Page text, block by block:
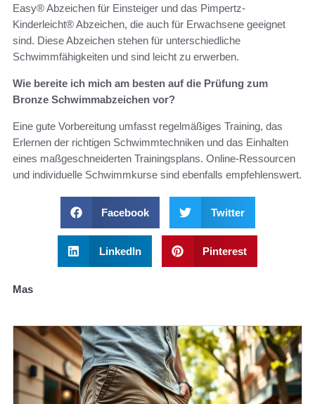
Easy® Abzeichen für Einsteiger und das Pimpertz-
Kinderleicht® Abzeichen, die auch für Erwachsene geeignet
sind. Diese Abzeichen stehen für unterschiedliche
Schwimmfähigkeiten und sind leicht zu erwerben.
Wie bereite ich mich am besten auf die Prüfung zum
Bronze Schwimmabzeichen vor?
Eine gute Vorbereitung umfasst regelmäßiges Training, das
Erlernen der richtigen Schwimmtechniken und das Einhalten
eines maßgeschneiderten Trainingsplans. Online-Ressourcen
und individuelle Schwimmkurse sind ebenfalls empfehlenswert.
Facebook Twitter
LinkedIn Pinterest
Mas